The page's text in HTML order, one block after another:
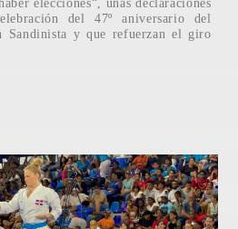
elecciones“, unas declaraciones
del 47º aniversario del
y que refuerzan el giro